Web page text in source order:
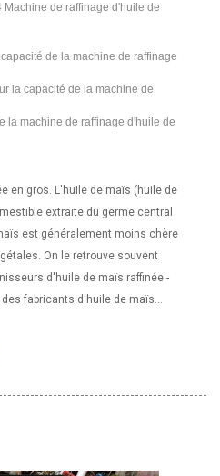
Machine de raffinage d'huile de
de la machine de raffinage
la capacité de la machine de
la machine de raffinage d'huile de
en gros. L'huile de maïs (huile de
extraite du germe central
est généralement moins chère
On le retrouve souvent
d'huile de maïs raffinée -
fabricants d'huile de maïs
- Page 3 Gousses de vanille et
Corona Beer Stella